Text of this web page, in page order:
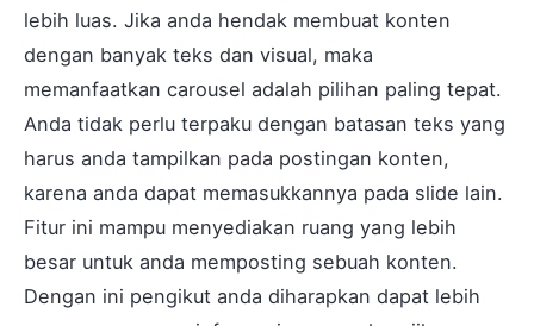
lebih luas. Jika anda hendak membuat konten
dengan banyak teks dan visual, maka
memanfaatkan carousel adalah pilihan paling tepat.
Anda tidak perlu terpaku dengan batasan teks yang
harus anda tampilkan pada postingan konten,
karena anda dapat memasukkannya pada slide lain.
Fitur ini mampu menyediakan ruang yang lebih
besar untuk anda memposting sebuah konten.
Dengan ini pengikut anda diharapkan dapat lebih